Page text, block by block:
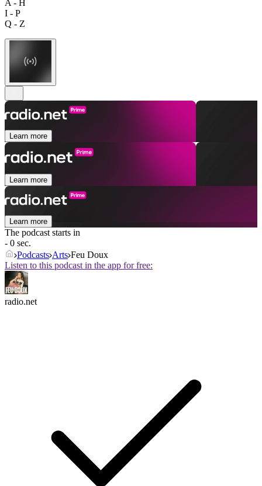
A - H
I - P
Q - Z
Learn more
Learn more
Learn more
The podcast starts in
- 0 sec.
Podcasts Arts Feu Doux
Listen to this podcast in the app for free:
radio.net